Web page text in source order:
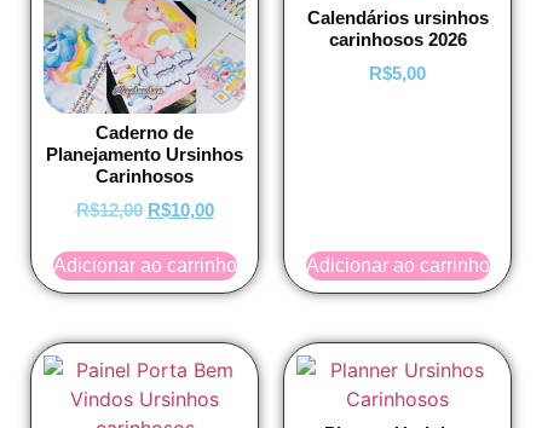
Caderno de
Planejamento Ursinhos
Carinhosos
R$12,00 R$10,00
Adicionar ao carrinho
Calendários ursinhos
carinhosos 2026
R$5,00
Adicionar ao carrinho